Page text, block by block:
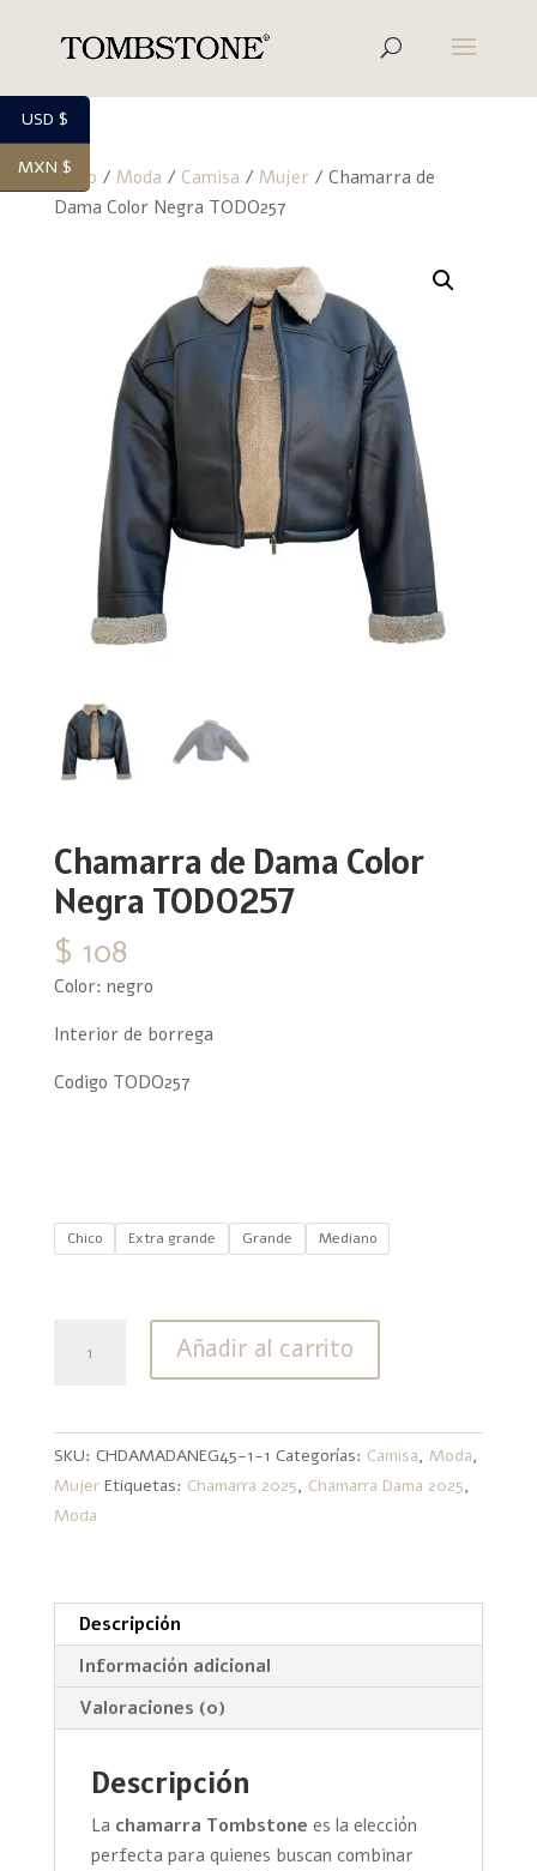
Inicio / Moda / Camisa / Mujer / Chamarra de
Dama Color Negra TODO257
Chamarra de Dama Color
Negra TODO257
$ 108
Color: negro
Interior de borrega
Codigo TODO257
Chico Extra grande Grande Mediano
Negra
TODO257
cantidad
Añadir al carrito
SKU: CHDAMADANEG45-1-1 Categorías: Camisa, Moda,
Mujer Etiquetas: Chamarra 2025, Chamarra Dama 2025,
Moda
Descripción
Información adicional
Valoraciones (0)
Descripción
La chamarra Tombstone es la elección
perfecta para quienes buscan combinar
USD $
MXN $